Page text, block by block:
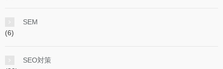
SEM
(6)
SEO対策